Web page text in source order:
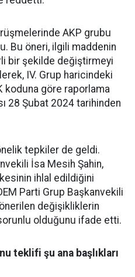
AKP grubu
Bu öneri, ilgili maddenin
bir şekilde değiştirmeyi
IV. Grup haricindeki
koduna göre raporlama
28 Şubat 2024 tarihinden
tepkiler de geldi.
İsa Mesih Şahin,
ihlal edildiğini
Parti Grup Başkanvekili
değişikliklerin
olduğunu ifade etti.
teklifi şu ana başlıkları